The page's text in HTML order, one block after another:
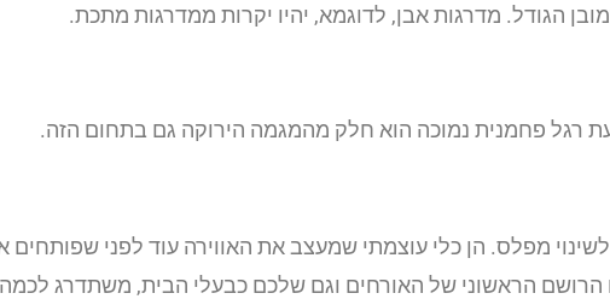
הגודל. מדרגות אבן, לדוגמא, יהיו יקרות ממדרגות מתכת.
רגל פחמנית נמוכה הוא חלק מהמגמה הירוקה גם בתחום הזה.
מפלס. הן כלי עוצמתי שמעצב את האווירה עוד לפני
הרושם הראשוני של האורחים וגם שלכם כבעלי הבית, משתדרג